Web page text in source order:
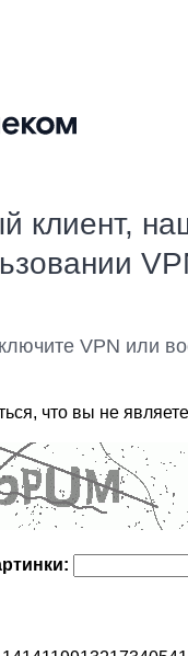
клиент,
VPN или
что вы не